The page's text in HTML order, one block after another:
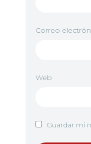
Correo
Web
Guardar mi